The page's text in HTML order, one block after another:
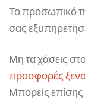
Το προσωπικό
σας
Μη τα χάσεις
προσφορές
Μπορείς επίσης